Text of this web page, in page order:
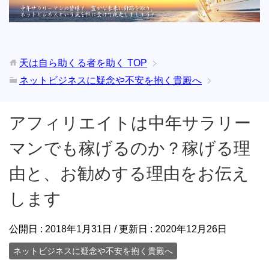
天は自ら助くる者を助く TOP
ネットビジネスに疑念や不安を抱く貴殿へ
アフィリエイトは中年サラリー
マンでも稼げるのか？稼げる理
由と、お勧めする理由をお伝え
します
公開日 : 2018年1月31日 / 更新日 : 2020年12月26日
ネットビジネスに疑念や不安を抱く貴殿へ